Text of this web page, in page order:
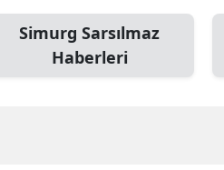
Simurg Sarsılmaz
Haberleri